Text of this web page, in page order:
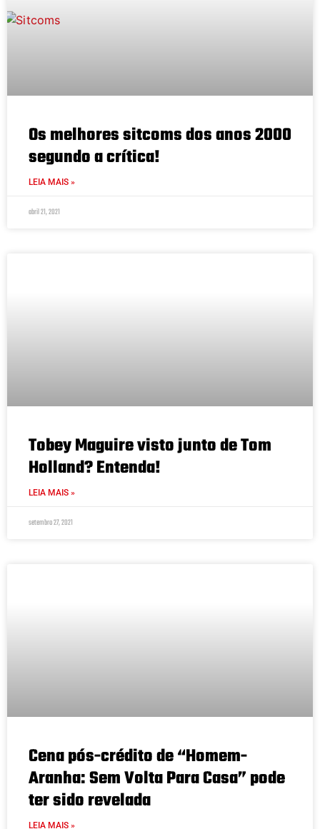
Os melhores sitcoms dos anos 2000
segundo a crítica!
LEIA MAIS »
abril 21, 2021
Tobey Maguire visto junto de Tom
Holland? Entenda!
LEIA MAIS »
setembro 27, 2021
Cena pós-crédito de “Homem-
Aranha: Sem Volta Para Casa” pode
ter sido revelada
LEIA MAIS »